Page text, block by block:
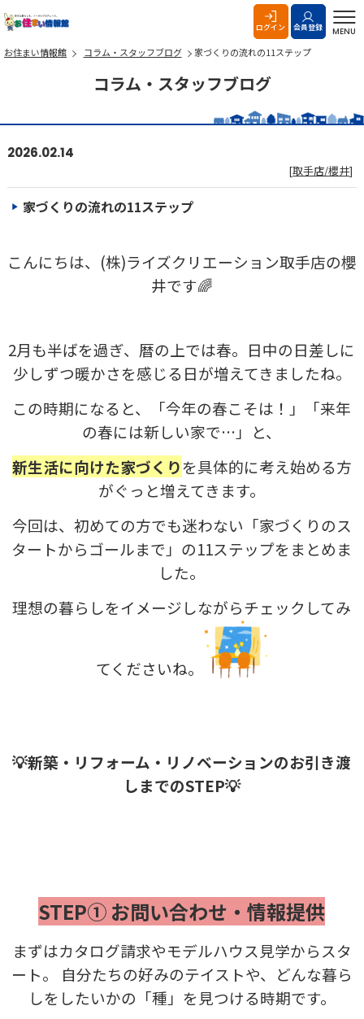
ログイン 会員登録 MENU
お住まい情報館 コラム・スタッフブログ 家づくりの流れの11ステップ
コラム・スタッフブログ
2026.02.14
[取手店/櫻井]
家づくりの流れの11ステップ
こんにちは、(株)ライズクリエーション取手店の櫻
井です🌈
2月も半ばを過ぎ、暦の上では春。日中の日差しに
少しずつ暖かさを感じる日が増えてきましたね。
この時期になると、「今年の春こそは！」「来年
の春には新しい家で…」と、
新生活に向けた家づくりを具体的に考え始める方
がぐっと増えてきます。
今回は、初めての方でも迷わない「家づくりのス
タートからゴールまで」の11ステップをまとめま
した。
理想の暮らしをイメージしながらチェックしてみ
てくださいね。
💡新築・リフォーム・リノベーションのお引き渡
しまでのSTEP💡
STEP① お問い合わせ・情報提供
まずはカタログ請求やモデルハウス見学からスタ
ート。 自分たちの好みのテイストや、どんな暮ら
しをしたいかの「種」を見つける時期です。